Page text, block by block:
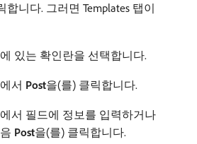
합니다. 그러면 Templates 탭이
있는 확인란을 선택합니다.
서 Post​을(를) 클릭합니다.
서 필드에 정보를 입력하거나
Post​을(를) 클릭합니다.